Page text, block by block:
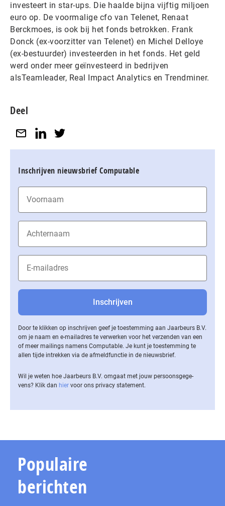
investeert in star-ups. Die haalde bijna vijftig miljoen
euro op. De voormalige cfo van Telenet, Renaat
Berckmoes, is ook bij het fonds betrokken. Frank
Donck (ex-voorzitter van Telenet) en Michel Delloye
(ex-bestuurder) investeerden in het fonds. Het geld
werd onder meer geïnvesteerd in bedrijven
alsTeamleader, Real Impact Analytics en Trendminer.
Deel
Inschrijven nieuwsbrief Computable
Door te klikken op inschrijven geef je toestemming aan Jaarbeurs B.V.
om je naam en e-mailadres te verwerken voor het verzenden van een
of meer mailings namens Computable. Je kunt je toestemming te
allen tijde intrekken via de af­meld­func­tie in de nieuwsbrief.
Wil je weten hoe Jaarbeurs B.V. omgaat met jouw per­soons­ge­ge­
vens? Klik dan hier voor ons privacy statement.
Populaire
berichten